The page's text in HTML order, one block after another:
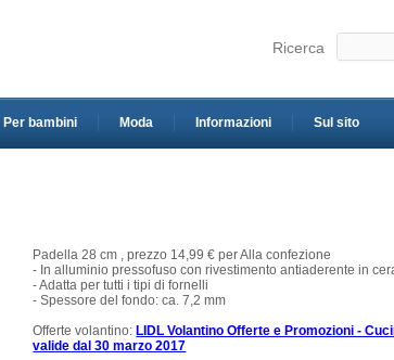
Ricerca
Per bambini Moda Informazioni Sul sito
Padella 28 cm , prezzo 14,99 € per Alla confezione
- In alluminio pressofuso con rivestimento antiaderente in
- Adatta per tutti i tipi di fornelli
- Spessore del fondo: ca. 7,2 mm
Offerte volantino: LIDL Volantino Offerte e Promozioni -
valide dal 30 marzo 2017